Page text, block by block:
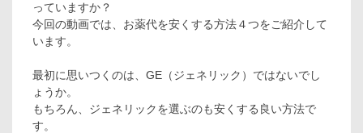
っていますか？
今回の動画では、お薬代を安くする方法４つをご紹介して
います。
最初に思いつくのは、GE（ジェネリック）ではないでし
ょうか。
もちろん、ジェネリックを選ぶのも安くする良い方法で
す。